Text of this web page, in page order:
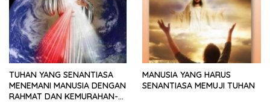
TUHAN YANG SENANTIASA
MENEMANI MANUSIA DENGAN
RAHMAT DAN KEMURAHAN-
MANUSIA YANG HARUS
SENANTIASA MEMUJI TUHAN